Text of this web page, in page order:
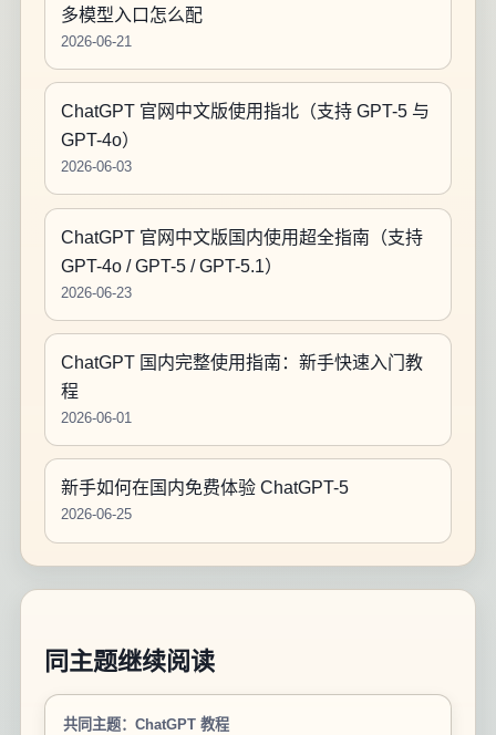
多模型入口怎么配
2026-06-21
ChatGPT 官网中文版使用指北（支持 GPT-5 与
GPT-4o）
2026-06-03
ChatGPT 官网中文版国内使用超全指南（支持
GPT-4o / GPT-5 / GPT-5.1）
2026-06-23
ChatGPT 国内完整使用指南：新手快速入门教
程
2026-06-01
新手如何在国内免费体验 ChatGPT-5
2026-06-25
同主题继续阅读
共同主题：ChatGPT 教程